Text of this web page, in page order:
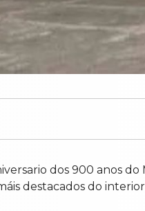
dos 900 anos do
destacados do